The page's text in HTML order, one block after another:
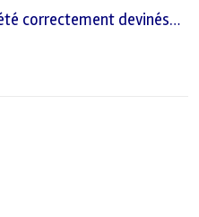
correctement devinés…